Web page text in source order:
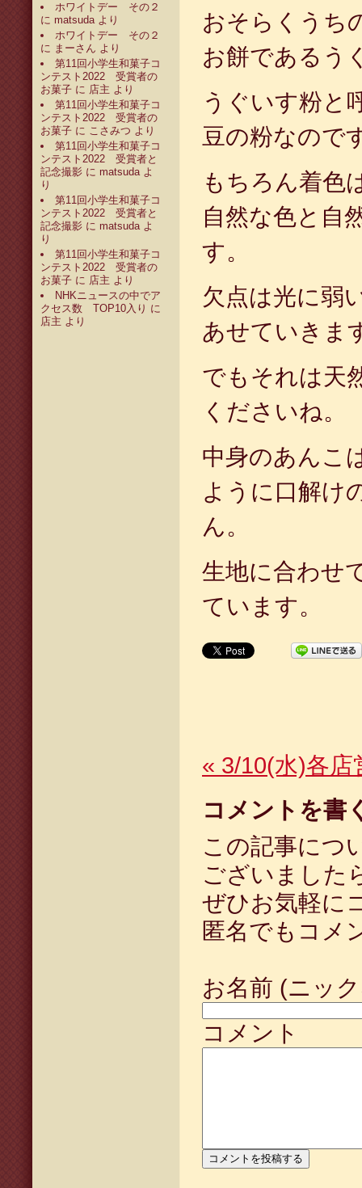
ホワイトデー その２
に matsudaより
ホワイトデー その２
に まーさん より
第11回小学生和菓子コ
ンテスト2022 受賞者の
お菓子 に 店主 より
第11回小学生和菓子コ
ンテスト2022 受賞者の
お菓子 に こさみつ より
第11回小学生和菓子コ
ンテスト2022 受賞者と
記念撮影 に matsudaよ
り
第11回小学生和菓子コ
ンテスト2022 受賞者と
記念撮影 に matsudaよ
り
第11回小学生和菓子コ
ンテスト2022 受賞者の
お菓子 に 店主 より
NHKニュースの中でア
クセス数 TOP10入り に
店主 より
おそらくうち
お餅であるう
うぐいす粉と
豆の粉なので
もちろん着色
自然な色と自
す。
欠点は光に弱
あせていきま
でもそれは天
くださいね。
中身のあんこ
ように口解け
ん。
生地に合わせ
ています。
« 3/10(水)各
コメントを書
この記事につ
ございました
ぜひお気軽に
匿名でもコメ
お名前 (ニッ
コメント